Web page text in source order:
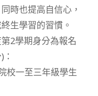
時也提高自信心，
生學習的習慣。
2學期身分為報名
校一至三年級學生